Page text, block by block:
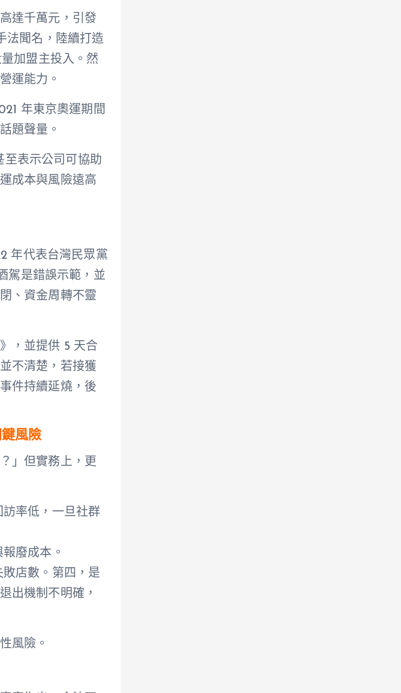
達千萬元，引發
法聞名，陸續打造
加盟主投入。然
運能力。
年東京奧運期間
題聲量。
至表示公司可協助
成本與風險遠高
年代表台灣民眾黨
駕是錯誤示範，並
、資金周轉不靈
，並提供 5 天合
不清楚，若接獲
件持續延燒，後
風險
」但實務上，更
率低，一旦社群
廢成本。
店數。第四，是
出機制不明確，
風險。